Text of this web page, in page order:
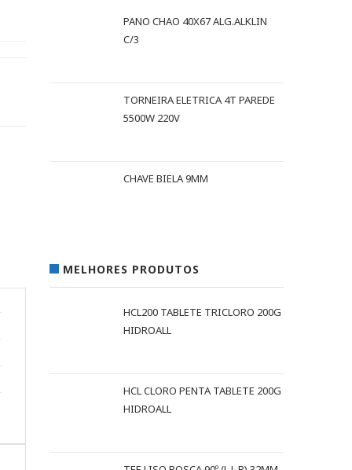
PANO CHAO 40X67 ALG.ALKLIN
C/3
TORNEIRA ELETRICA 4T PAREDE
5500W 220V
CHAVE BIELA 9MM
MELHORES PRODUTOS
HCL200 TABLETE TRICLORO 200G
HIDROALL
HCL CLORO PENTA TABLETE 200G
HIDROALL